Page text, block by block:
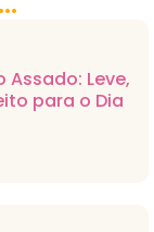
Assado: Leve,
para o Dia